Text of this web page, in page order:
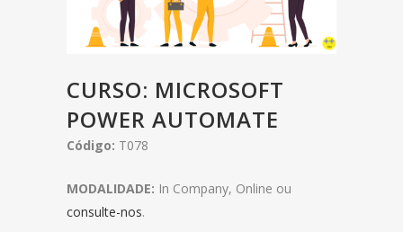
CURSO: MICROSOFT
POWER AUTOMATE
Código: T078
MODALIDADE: In Company, Online ou
consulte-nos.